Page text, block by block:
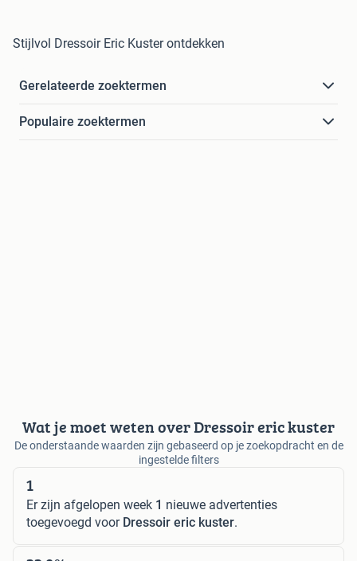
Stijlvol Dressoir Eric Kuster ontdekken
Gerelateerde zoektermen
Populaire zoektermen
Wat je moet weten over Dressoir eric kuster
De onderstaande waarden zijn gebaseerd op je zoekopdracht en de
ingestelde filters
1
Er zijn afgelopen week 1 nieuwe advertenties
toegevoegd voor Dressoir eric kuster.